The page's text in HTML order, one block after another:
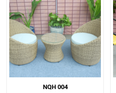
NQH 004